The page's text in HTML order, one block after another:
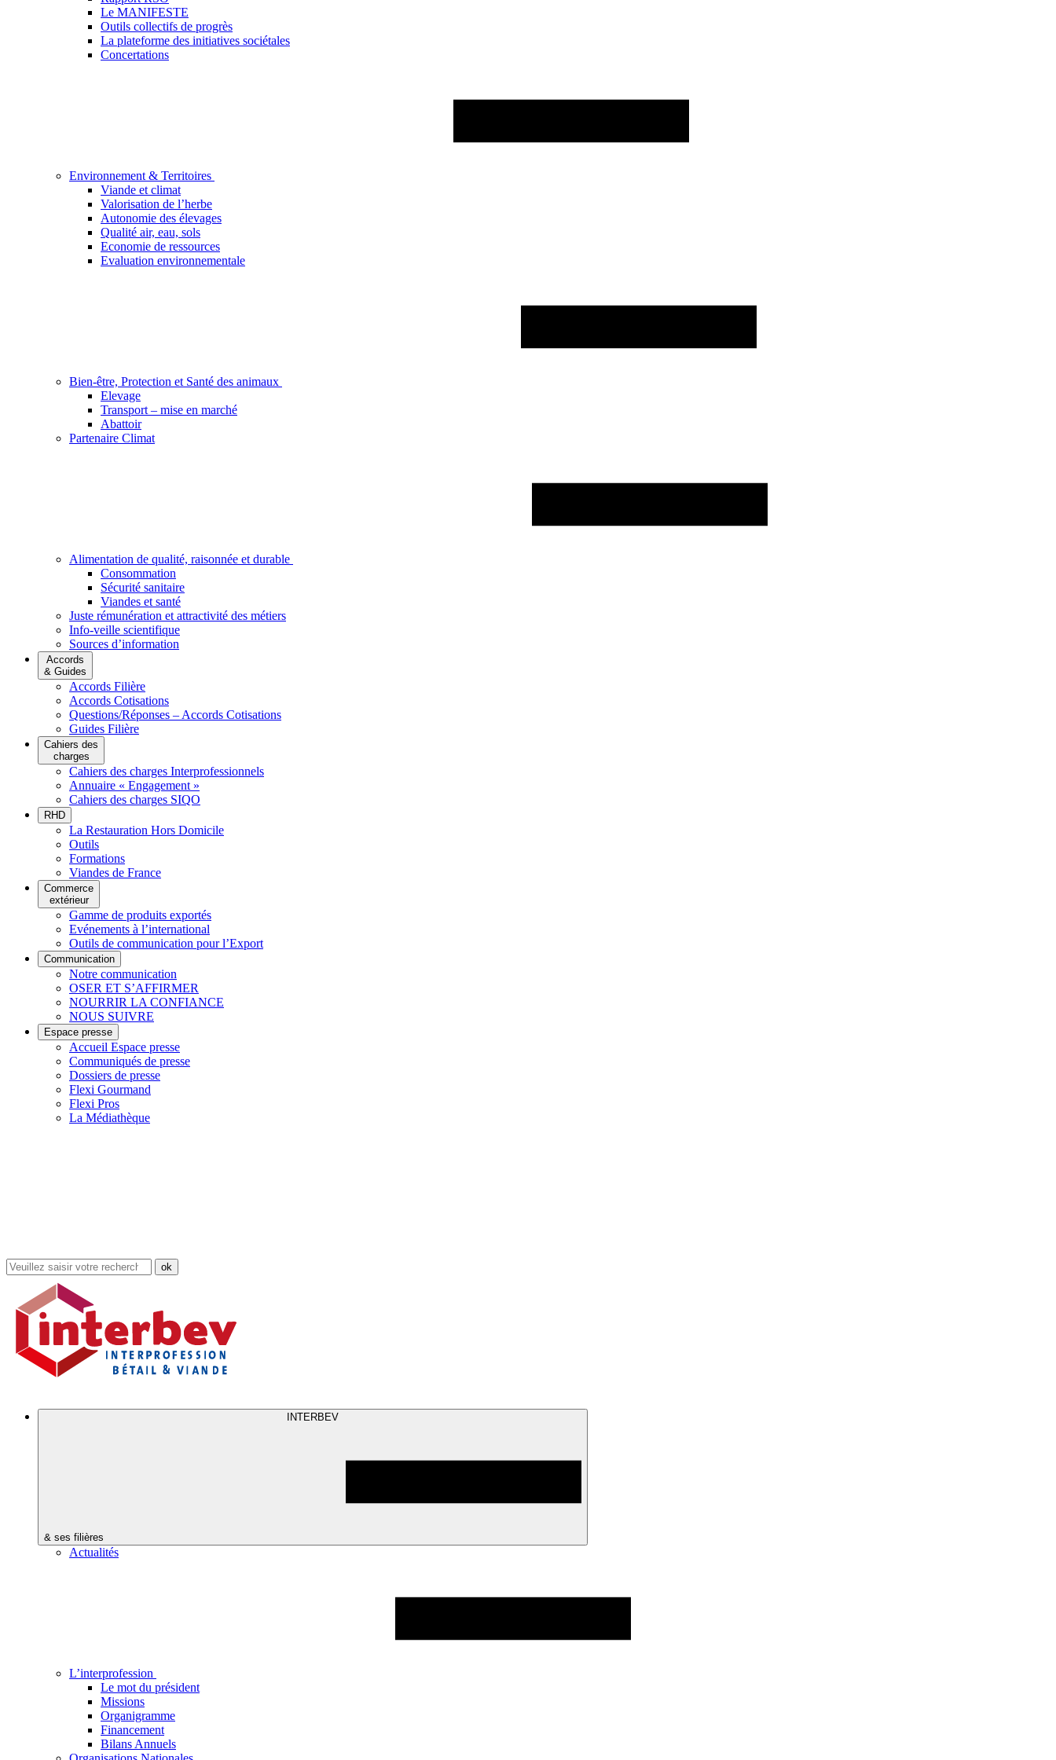
Le MANIFESTE
Outils collectifs de progrès
La plateforme des initiatives sociétales
Concertations
Environnement & Territoires
Viande et climat
Valorisation de l’herbe
Autonomie des élevages
Qualité air, eau, sols
Economie de ressources
Evaluation environnementale
Bien-être, Protection et Santé des animaux
Elevage
Transport – mise en marché
Abattoir
Partenaire Climat
Alimentation de qualité, raisonnée et durable
Consommation
Sécurité sanitaire
Viandes et santé
Juste rémunération et attractivité des métiers
Info-veille scientifique
Sources d’information
Accords
& Guides
Accords Filière
Accords Cotisations
Questions/Réponses – Accords Cotisations
Guides Filière
Cahiers des
charges
Cahiers des charges Interprofessionnels
Annuaire « Engagement »
Cahiers des charges SIQO
RHD
La Restauration Hors Domicile
Outils
Formations
Viandes de France
Commerce
extérieur
Gamme de produits exportés
Evénements à l’international
Outils de communication pour l’Export
Communication
Notre communication
OSER ET S’AFFIRMER
NOURRIR LA CONFIANCE
NOUS SUIVRE
Espace presse
Accueil Espace presse
Communiqués de presse
Dossiers de presse
Flexi Gourmand
Flexi Pros
La Médiathèque
Rechercher
dans
site
INTERBEV
& ses filières
Actualités
L’interprofession
Le mot du président
Missions
Organigramme
Financement
Bilans Annuels